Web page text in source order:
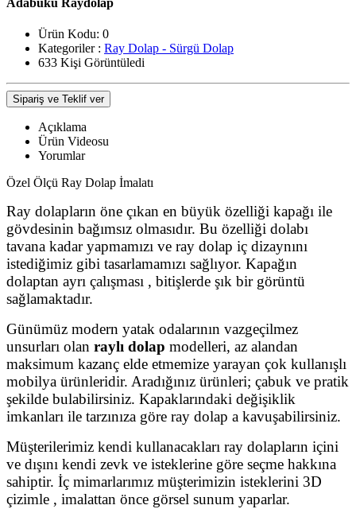
Ürün Kodu: 0
Kategoriler : Ray Dolap - Sürgü Dolap
633 Kişi Görüntüledi
Sipariş ve Teklif ver
Açıklama
Ürün Videosu
Yorumlar
Özel Ölçü Ray Dolap İmalatı
Ray dolapların öne çıkan en büyük özelliği kapağı ile
gövdesinin bağımsız olmasıdır. Bu özelliği dolabı
tavana kadar yapmamızı ve ray dolap iç dizaynını
istediğimiz gibi tasarlamamızı sağlıyor. Kapağın
dolaptan ayrı çalışması , bitişlerde şık bir görüntü
sağlamaktadır.
Günümüz modern yatak odalarının vazgeçilmez
unsurları olan raylı dolap modelleri, az alandan
maksimum kazanç elde etmemize yarayan çok kullanışlı
mobilya ürünleridir. Aradığınız ürünleri; çabuk ve pratik
şekilde bulabilirsiniz. Kapaklarındaki değişiklik
imkanları ile tarzınıza göre ray dolap a kavuşabilirsiniz.
Müşterilerimiz kendi kullanacakları ray dolapların içini
ve dışını kendi zevk ve isteklerine göre seçme hakkına
sahiptir. İç mimarlarımız müşterimizin isteklerini 3D
çizimle , imalattan önce görsel sunum yaparlar.